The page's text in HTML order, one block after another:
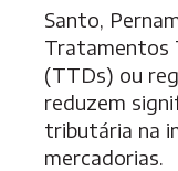
Santo,
Tratamentos
(TTDs) ou
reduzem
tributária na
mercadorias.